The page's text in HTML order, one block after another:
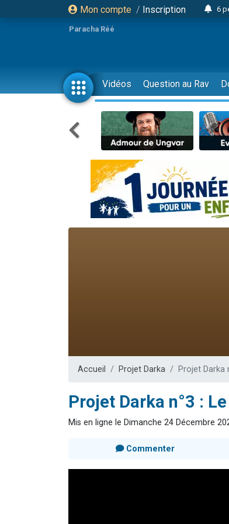
Mon compte / Inscription
6
4
4
13
3
Paracha Réé
Vidéos Question au Rav
Accueil Projet Darka Projet Darka
Projet Darka n°3 :
Mis en ligne le Dimanche 24 Décembre
Commenter